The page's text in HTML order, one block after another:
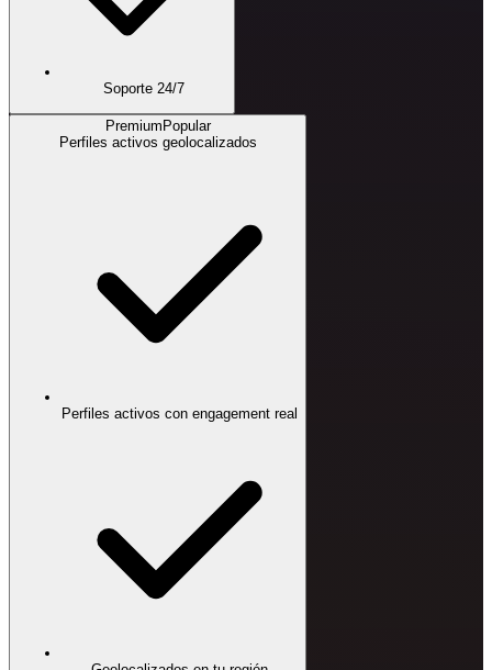
Soporte 24/7
Premium Popular
Perfiles activos geolocalizados
Perfiles activos con engagement real